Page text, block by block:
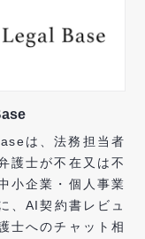
は、法務担当者
護士が不在又は不
小企業・個人事業
、AI契約書レビュ
士へのチャット相